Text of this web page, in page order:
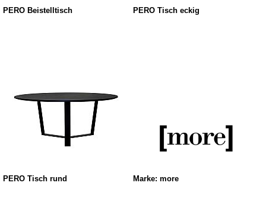
PERO Beistelltisch PERO Tisch eckig
PERO Tisch rund Marke: more